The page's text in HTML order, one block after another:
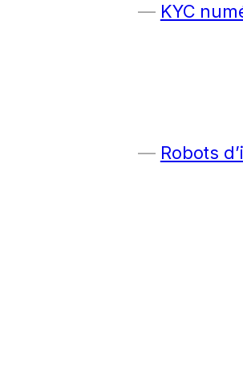
KYC
Robots